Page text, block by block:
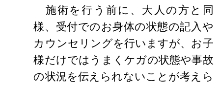
施術を行う前に、大人の方と同
様、受付でのお身体の状態の記入や
カウンセリングを行いますが、お子
様だけではうまくケガの状態や事故
の状況を伝えられないことが考えら